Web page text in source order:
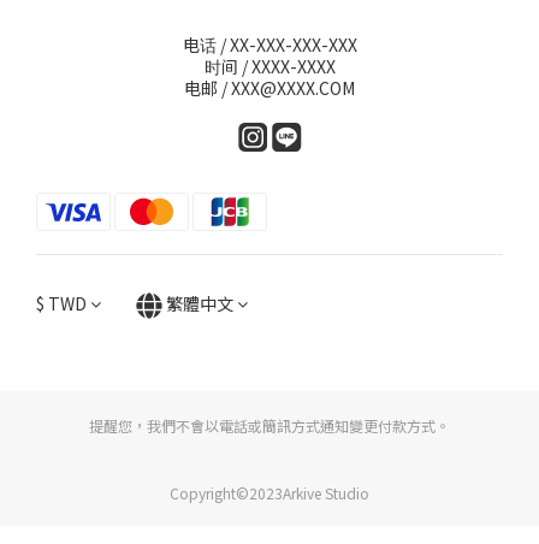
电话 / XX-XXX-XXX-XXX
时间 / XXXX-XXXX
电邮 / XXX@XXXX.COM
$ TWD 繁體中文
提醒您，我們不會以電話或簡訊方式通知變更付款方式。
Copyright©2023Arkive Studio